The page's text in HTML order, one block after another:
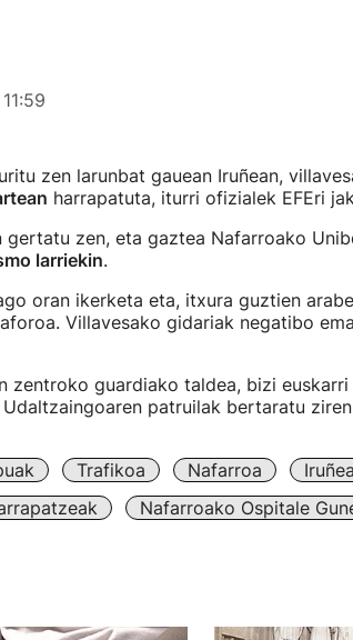
zen larunbat gauean Iruñean,
harrapatuta, iturri ofizialek EFEri
gertatu zen, eta gaztea Nafarroako
larriekin.
oran ikerketa eta, itxura guztien
Villavesako gidariak negatibo
zentroko guardiako taldea, bizi
patruilak bertaratu
Trafikoa Nafarroa
Iruñea
Nafarroako Ospitale